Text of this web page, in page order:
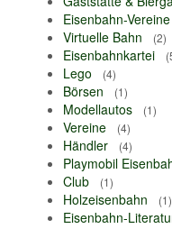
Eisenbahn-Vereine
Virtuelle Bahn (2)
Eisenbahnkartei
Lego (4)
Börsen (1)
Modellautos (1)
Vereine (4)
Händler (4)
Playmobil
Club (1)
Holzeisenbahn (1)
Eisenbahn-